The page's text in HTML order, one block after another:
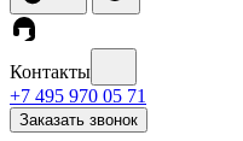
Контакты
+7 495 970 05 71
Заказать звонок